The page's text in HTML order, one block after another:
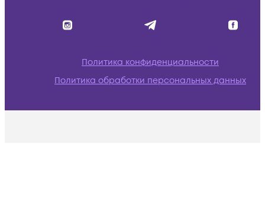
Политика конфиденциальности
Политика обработки персональных данных